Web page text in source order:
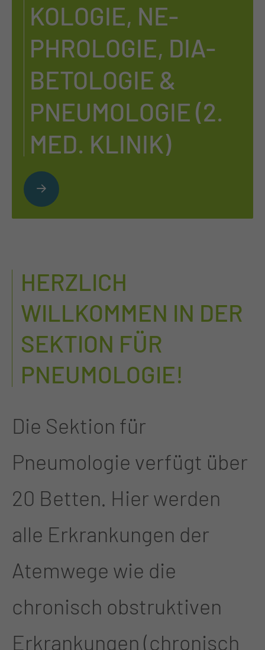
KO­LO­GIE, NE­
PHROLO­GIE, DIA­
BE­TO­LO­GIE &
PNEU­MO­LO­GIE (2.
MED. KLI­NIK)
HERZLICH
WILLKOMMEN IN DER
SEKTION FÜR
PNEUMOLOGIE!
Die Sektion für
Pneumologie verfügt über
20 Betten. Hier werden
alle Erkrankungen der
Atemwege wie die
chronisch obstruktiven
Erkrankungen (chronisch